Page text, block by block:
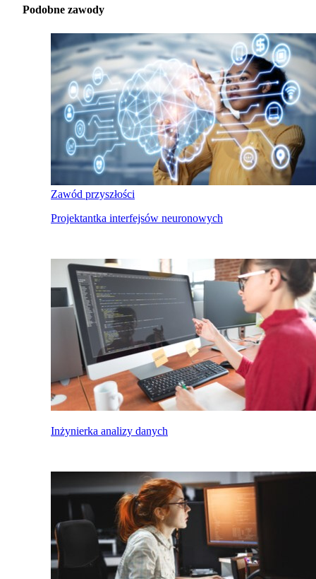
Podobne zawody
Zawód przyszłości
Projektantka interfejsów neuronowych
Inżynierka analizy danych